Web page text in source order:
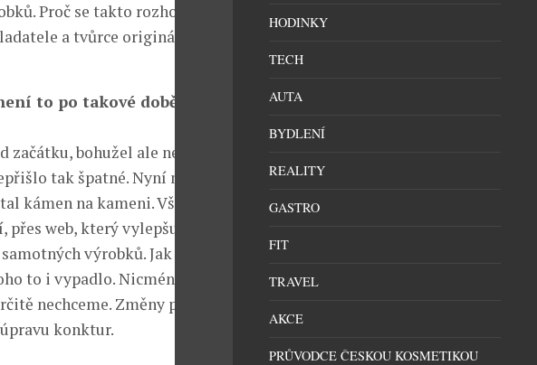
Proč se takto rozhodli a co
a tvůrce originálního
to po takové době
bohužel ale nebyly
tak špatné. Nyní na něj
kámen na kameni. Vše od
web, který vylepšujeme
výrobků. Jak logo,
to i vypadlo. Nicméně
nechceme. Změny proto
konktur.
HODINKY
TECH
AUTA
BYDLENÍ
REALITY
GASTRO
FIT
TRAVEL
AKCE
PRŮVODCE ČESKOU KOSMETIKOU